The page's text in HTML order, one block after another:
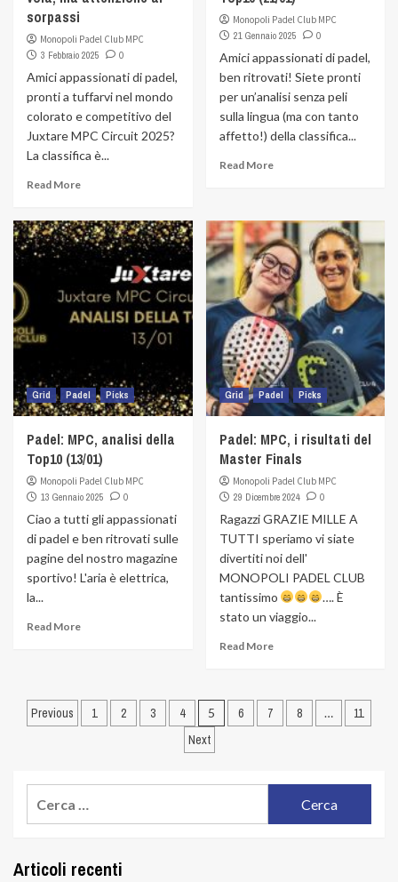
sorpassi
Monopoli Padel Club MPC
3 Febbraio 2025
0
Amici appassionati di padel,
pronti a tuffarvi nel mondo
colorato e competitivo del
Juxtare MPC Circuit 2025?
La classifica è...
Read More
Monopoli Padel Club MPC
21 Gennaio 2025
0
Amici appassionati di padel,
ben ritrovati! Siete pronti
per un’analisi senza peli
sulla lingua (ma con tanto
affetto!) della classifica...
Read More
Grid Padel Picks
Padel: MPC, analisi della
Top10 (13/01)
Monopoli Padel Club MPC
13 Gennaio 2025
0
Ciao a tutti gli appassionati
di padel e ben ritrovati sulle
pagine del nostro magazine
sportivo! L'aria è elettrica,
la...
Read More
Grid Padel Picks
Padel: MPC, i risultati del
Master Finals
Monopoli Padel Club MPC
29 Dicembre 2024
0
Ragazzi GRAZIE MILLE A
TUTTI speriamo vi siate
divertiti noi dell'
MONOPOLI PADEL CLUB
tantissimo
…. È
stato un viaggio...
Read More
Navigazione
Previous 1 2 3 4 5 6 7 8 …
11
Next
Articoli recenti